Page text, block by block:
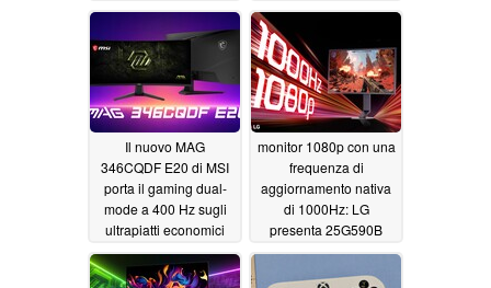
Il nuovo MAG
346CQDF E20 di MSI
porta il gaming dual-
mode a 400 Hz sugli
ultrapiatti economici
05/25/2026
monitor 1080p con una
frequenza di
aggiornamento nativa
di 1000Hz: LG
presenta 25G590B
05/19/2026